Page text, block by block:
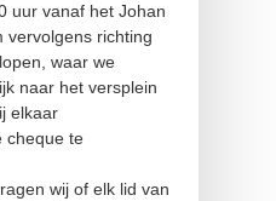
uur vanaf het Johan
vervolgens richting
waar we
naar het versplein
elkaar
cheque te
wij of elk lid van